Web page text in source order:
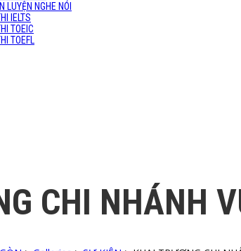
NGHE NÓI
IELTS
TOEIC
TOEFL
CHI NHÁNH